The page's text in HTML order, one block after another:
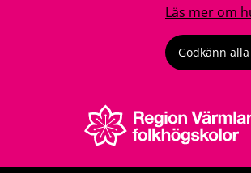
Läs mer om
Godkänn